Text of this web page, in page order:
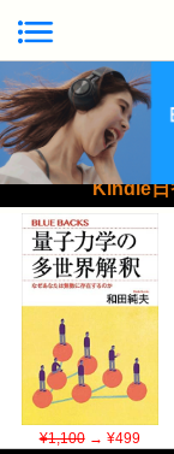
Kindle日
¥1,100→ ¥499